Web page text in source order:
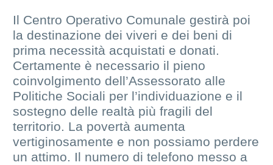
Il Centro Operativo Comunale gestirà poi
la destinazione dei viveri e dei beni di
prima necessità acquistati e donati.
Certamente è necessario il pieno
coinvolgimento dell’Assessorato alle
Politiche Sociali per l’individuazione e il
sostegno delle realtà più fragili del
territorio. La povertà aumenta
vertiginosamente e non possiamo perdere
un attimo. Il numero di telefono messo a